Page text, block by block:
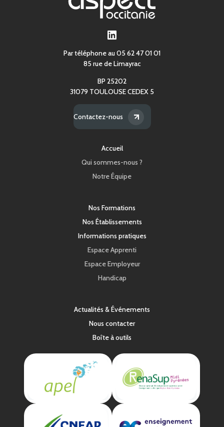
LinkedIn
Par téléphone au 05 62 47 01 01
85 rue de Limayrac
BP 25202
31079 TOULOUSE CEDEX 5
Contactez-nous
Accueil
Qui sommes-nous ?
Notre Équipe
Nos Formations
Nos Établissements
Informations pratiques
Espace Apprenti
Espace Employeur
Handicap
Actualités & Événements
Nous contacter
Boîte à outils